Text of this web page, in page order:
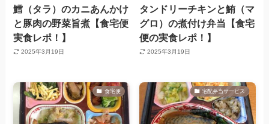
鱈（タラ）のカニあんかけ
と豚肉の野菜旨煮【食宅便
実食レポ！】
2025年3月19日
タンドリーチキンと鮪（マ
グロ）の煮付け弁当【食宅
便の実食レポ！】
2025年3月19日
食宅便 宅配弁当サービス